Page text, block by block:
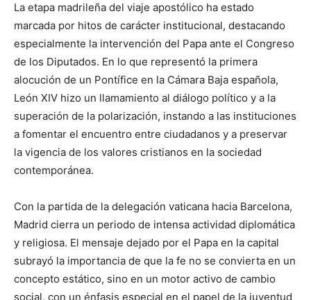
La etapa madrileña del viaje apostólico ha estado
marcada por hitos de carácter institucional, destacando
especialmente la intervención del Papa ante el Congreso
de los Diputados. En lo que representó la primera
alocución de un Pontífice en la Cámara Baja española,
León XIV hizo un llamamiento al diálogo político y a la
superación de la polarización, instando a las instituciones
a fomentar el encuentro entre ciudadanos y a preservar
la vigencia de los valores cristianos en la sociedad
contemporánea.
Con la partida de la delegación vaticana hacia Barcelona,
Madrid cierra un periodo de intensa actividad diplomática
y religiosa. El mensaje dejado por el Papa en la capital
subrayó la importancia de que la fe no se convierta en un
concepto estático, sino en un motor activo de cambio
social, con un énfasis especial en el papel de la juventud